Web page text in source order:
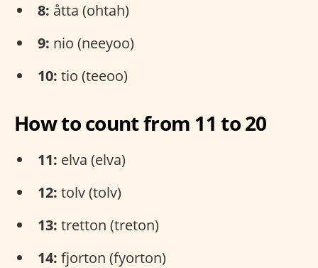
8: åtta (ohtah)
9: nio (neeyoo)
10: tio (teeoo)
How to count from 11 to 20
11: elva (elva)
12: tolv (tolv)
13: tretton (treton)
14: fjorton (fyorton)